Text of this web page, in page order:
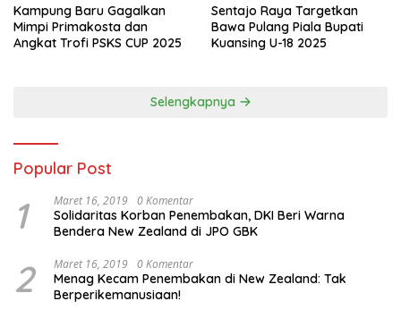
Kampung Baru Gagalkan
Mimpi Primakosta dan
Angkat Trofi PSKS CUP 2025
Sentajo Raya Targetkan
Bawa Pulang Piala Bupati
Kuansing U-18 2025
Selengkapnya
Popular Post
1 Maret 16, 2019 0 Komentar
Solidaritas Korban Penembakan, DKI Beri Warna
Bendera New Zealand di JPO GBK
2 Maret 16, 2019 0 Komentar
Menag Kecam Penembakan di New Zealand: Tak
Berperikemanusiaan!